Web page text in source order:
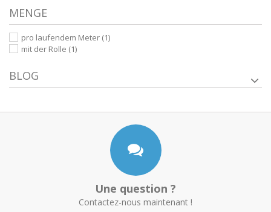
MENGE
pro laufendem Meter (1)
mit der Rolle (1)
BLOG
Une question ?
Contactez-nous maintenant !